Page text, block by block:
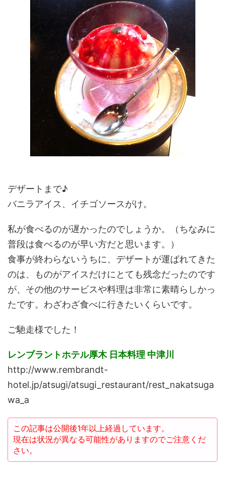
デザートまで♪
バニラアイス、イチゴソースがけ。
私が食べるのが遅かったのでしょうか。（ちなみに
普段は食べるのが早い方だと思います。）
食事が終わらないうちに、デザートが運ばれてきた
のは、ものがアイスだけにとても残念だったのです
が、その他のサービスや料理は非常に素晴らしかっ
たです。わざわざ食べに行きたいくらいです。
ご馳走様でした！
レンブラントホテル厚木 日本料理 中津川
http://www.rembrandt-
hotel.jp/atsugi/atsugi_restaurant/rest_nakatsuga
wa_a
この記事は公開後1年以上経過しています。
現在は状況が異なる可能性がありますのでご注意くだ
さい。